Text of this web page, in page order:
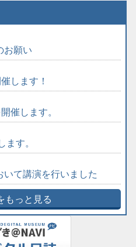
お願い
します！
催します。
ます。
て講演を行いました
もっと見る